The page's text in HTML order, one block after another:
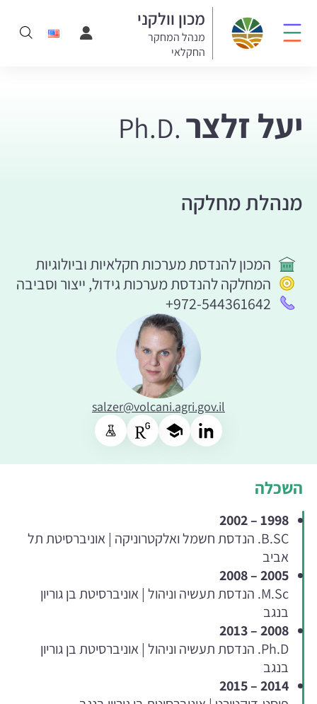
מכון וולקני
מנהל המחקר
החקלאי
יעל זלצרPh.D.
מנהלת מחלקה
המכון להנדסת מערכות חקלאיות וביולוגיות
המחלקה להנדסת מערכות גידול, ייצור וסביבה
+972-544361642
salzer@volcani.agri.gov.il
השכלה
1998 – 2002
B.SC. הנדסת חשמל ואלקטרוניקה | אוניברסיטת תל
אביב
2005 – 2008
M.Sc. הנדסת תעשיה וניהול | אוניברסיטת בן גוריון
בנגב
2008 – 2013
Ph.D. הנדסת תעשיה וניהול | אוניברסיטת בן גוריון
בנגב
2014 – 2015